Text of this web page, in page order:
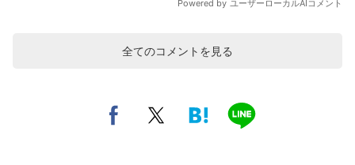
全てのコメントを見る